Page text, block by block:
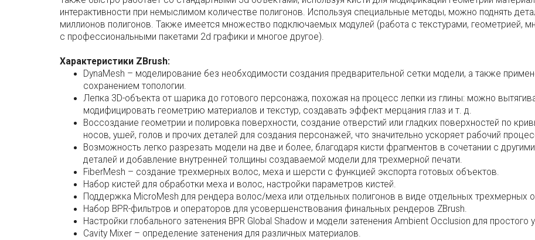
интерактивности при немыслимом количестве полигонов. Используя специальные методы, можно поднять
миллионов полигонов. Также имеется множество подключаемых модулей (работа с текстурами, геометрией,
с профессиональными пакетами 2d графики и многое другое).
Характеристики ZBrush:
DynaMesh – моделирование без необходимости создания предварительной сетки модели, а также
сохранением топологии.
Лепка 3D-объекта от шарика до готового персонажа, похожая на процесс лепки из глины: можно
модифицировать геометрию материалов и текстур, создавать эффект мерцания глаз и т. д.
Воссоздание геометрии и полировка поверхности, создание отверстий или гладких поверхностей по
носов, ушей, голов и прочих деталей для создания персонажей, что значительно ускоряет рабочий
Возможность легко разрезать модели на две и более, благодаря кисти фрагментов в сочетании с
деталей и добавление внутренней толщины создаваемой модели для трехмерной печати.
FiberMesh – создание трехмерных волос, меха и шерсти с функцией экспорта готовых объектов.
Набор кистей для обработки меха и волос, настройки параметров кистей.
Поддержка MicroMesh для рендера волос/меха или отдельных полигонов в виде отдельных трехмерных
Набор BPR-фильтров и операторов для усовершенствования финальных рендеров ZBrush.
Настройки глобального затенения BPR Global Shadow и модели затенения Ambient Occlusion для
Cavity Mixer – определение затенения для различных материалов.